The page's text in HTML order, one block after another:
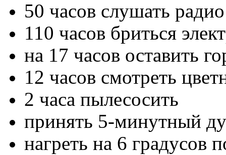
50 часов слушать радио
110 часов бриться
на 17 часов оставить
12 часов смотреть
2 часа пылесосить
принять 5-минутный
нагреть на 6 градусов